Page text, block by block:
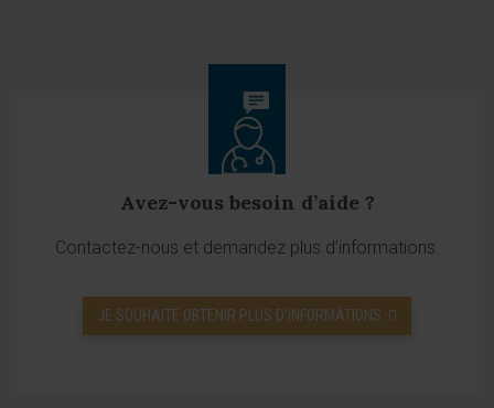
Avez-vous besoin d’aide ?
Contactez-nous et demandez plus d’informations.
JE SOUHAITE OBTENIR PLUS D’INFORMATIONS